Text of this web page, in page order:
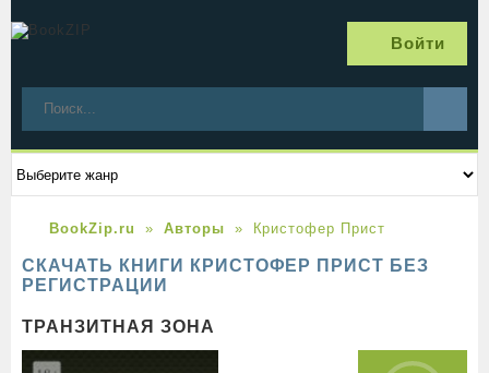
Войти
BookZip.ru Авторы Кристофер Прист
СКАЧАТЬ КНИГИ КРИСТОФЕР ПРИСТ БЕЗ
РЕГИСТРАЦИИ
ТРАНЗИТНАЯ ЗОНА